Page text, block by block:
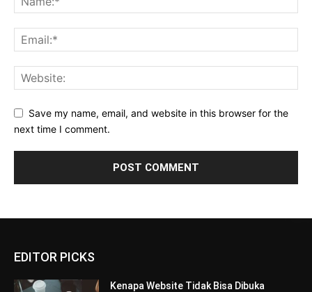
Save my name, email, and website in this browser for the
next time I comment.
EDITOR PICKS
Kenapa Website Tidak Bisa Dibuka